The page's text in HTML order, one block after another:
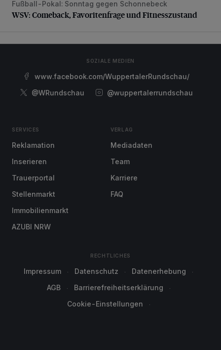
WSV: Comeback, Favoritenfrage und Fitnesszustand
Fußball-Pokal: Sonntag gegen Schonnebeck
WSV: Comeback, Favoritenfrage und Fitnesszustand
SOZIALE MEDIEN
www.facebook.com/WuppertalerRundschau/
@WRundschau
@wuppertalerrundschau
SERVICES
Reklamation
Inserieren
Trauerportal
Stellenmarkt
Immobilienmarkt
AZUBI NRW
VERLAG
Mediadaten
Team
Karriere
FAQ
RECHTLICHES
Impressum Datenschutz
Datenerhebung
AGB
Barrierefreiheitserklärung
Cookie-Einstellungen